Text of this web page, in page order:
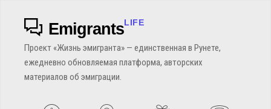
EmigrantsLIFE
Проект «Жизнь эмигранта» — единственная в Рунете,
ежедневно обновляемая платформа, авторских
материалов об эмиграции.